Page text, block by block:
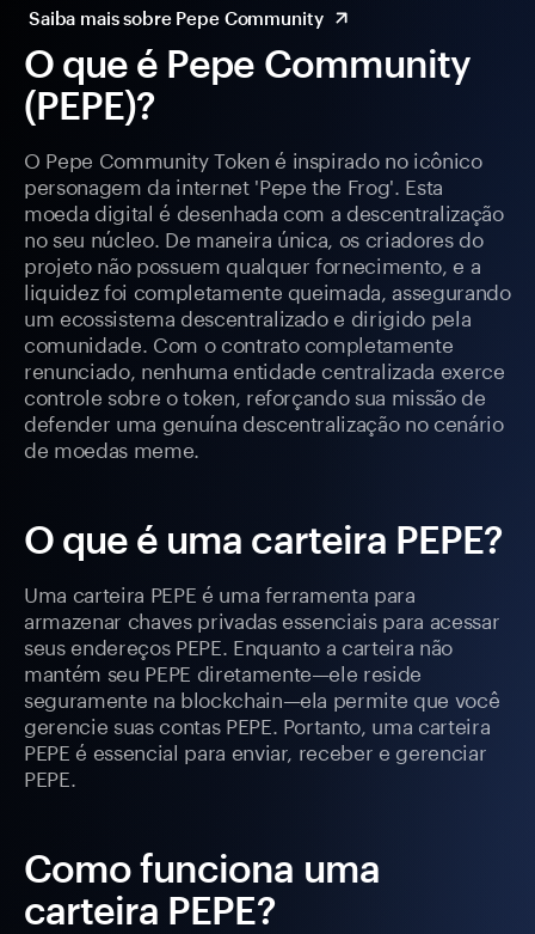
O que é Pepe Community
(PEPE)?
O Pepe Community Token é inspirado no icônico
personagem da internet 'Pepe the Frog'. Esta
moeda digital é desenhada com a descentralização
no seu núcleo. De maneira única, os criadores do
projeto não possuem qualquer fornecimento, e a
liquidez foi completamente queimada, assegurando
um ecossistema descentralizado e dirigido pela
comunidade. Com o contrato completamente
renunciado, nenhuma entidade centralizada exerce
controle sobre o token, reforçando sua missão de
defender uma genuína descentralização no cenário
de moedas meme.
O que é uma carteira PEPE?
Uma carteira PEPE é uma ferramenta para
armazenar chaves privadas essenciais para acessar
seus endereços PEPE. Enquanto a carteira não
mantém seu PEPE diretamente—ele reside
seguramente na blockchain—ela permite que você
gerencie suas contas PEPE. Portanto, uma carteira
PEPE é essencial para enviar, receber e gerenciar
PEPE.
Como funciona uma
carteira PEPE?
Saiba mais sobre Pepe Community